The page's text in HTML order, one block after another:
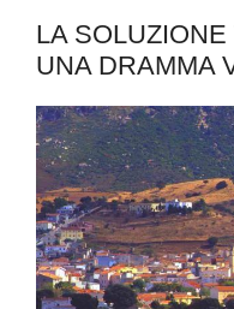
LA
UNA DRAMMA